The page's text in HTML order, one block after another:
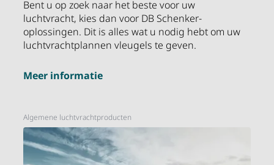
Bent u op zoek naar het beste voor uw
luchtvracht, kies dan voor DB Schenker-
oplossingen. Dit is alles wat u nodig hebt om uw
luchtvrachtplannen vleugels te geven.
Meer informatie
Algemene luchtvrachtproducten